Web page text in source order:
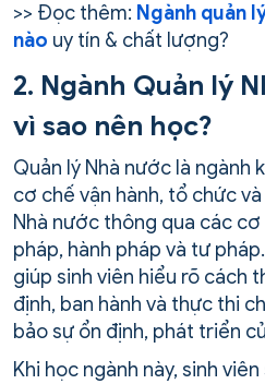
>> Đọc thêm: Ngành quản
nào uy tín & chất lượng?
2. Ngành Quản lý
vì sao nên học?
Quản lý Nhà nước là ngành
cơ chế vận hành, tổ chức
Nhà nước thông qua các
pháp, hành pháp và tư
giúp sinh viên hiểu rõ cách
định, ban hành và thực thi
bảo sự ổn định, phát triển
Khi học ngành này, sinh